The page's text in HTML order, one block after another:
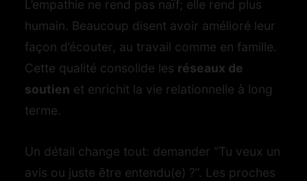
L’empathie ne rend pas naïf; elle rend plus
humain. Beaucoup disent avoir amélioré leur
façon d’écouter, au travail comme en famille.
Cette qualité consolide les réseaux de
soutien et enrichit la vie relationnelle à long
terme.
Un détail change tout: demander “Tu veux un
avis ou juste être entendu(e) ?”. Les proches